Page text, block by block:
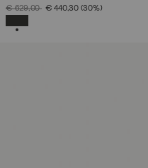
PREIS REDUZIERT VON
€ 629,00AUF
€ 440,30 (30%)